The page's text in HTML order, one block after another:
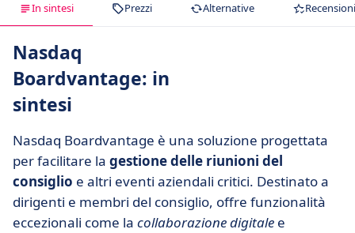
In sintesi Prezzi Alternative Recensioni
Nasdaq
Boardvantage: in
sintesi
Nasdaq Boardvantage è una soluzione progettata
per facilitare la gestione delle riunioni del
consiglio e altri eventi aziendali critici. Destinato a
dirigenti e membri del consiglio, offre funzionalità
eccezionali come la collaborazione digitale e